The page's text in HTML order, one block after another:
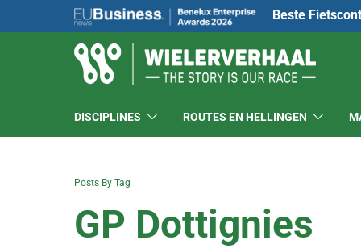
Beste
DISCIPLINES ROUTES EN HELLINGEN
Posts By Tag
GP Dottignies